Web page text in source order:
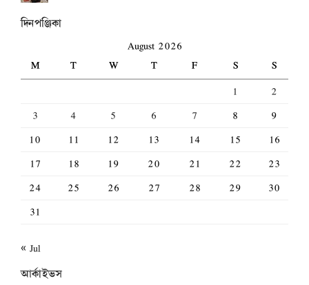
দিনপঞ্জিকা
August 2026
M
T W T F S
S
1
2
3
4 5 6 7 8
9
10
11 12 13 14 15
16
17
18 19 20 21 22
23
24
25 26 27 28 29
30
31
« Jul
আর্কাইভস